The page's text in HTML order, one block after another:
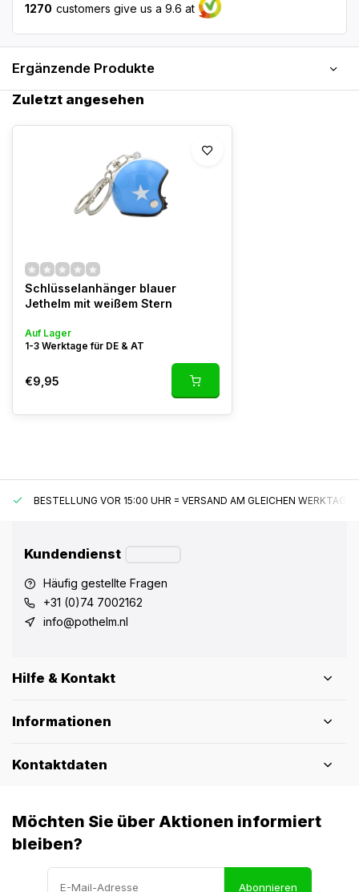
1270 customers give us a 9.6 at
Ergänzende Produkte
Zuletzt angesehen
Schlüsselanhänger blauer
Jethelm mit weißem Stern
Auf Lager
1-3 Werktage für DE & AT
€9,95
BESTELLUNG VOR 15:00 UHR = VERSAND AM GLEICHEN WERKTAG*
Kundendienst
Häufig gestellte Fragen
+31 (0)74 7002162
info@pothelm.nl
Hilfe & Kontakt
Informationen
Kontaktdaten
Möchten Sie über Aktionen informiert
bleiben?
Abonnieren